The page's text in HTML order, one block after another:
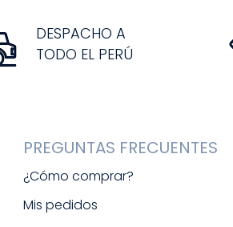
DESPACHO A
TODO EL PERÚ
PREGUNTAS FRECUENTES
¿Cómo comprar?
Mis pedidos